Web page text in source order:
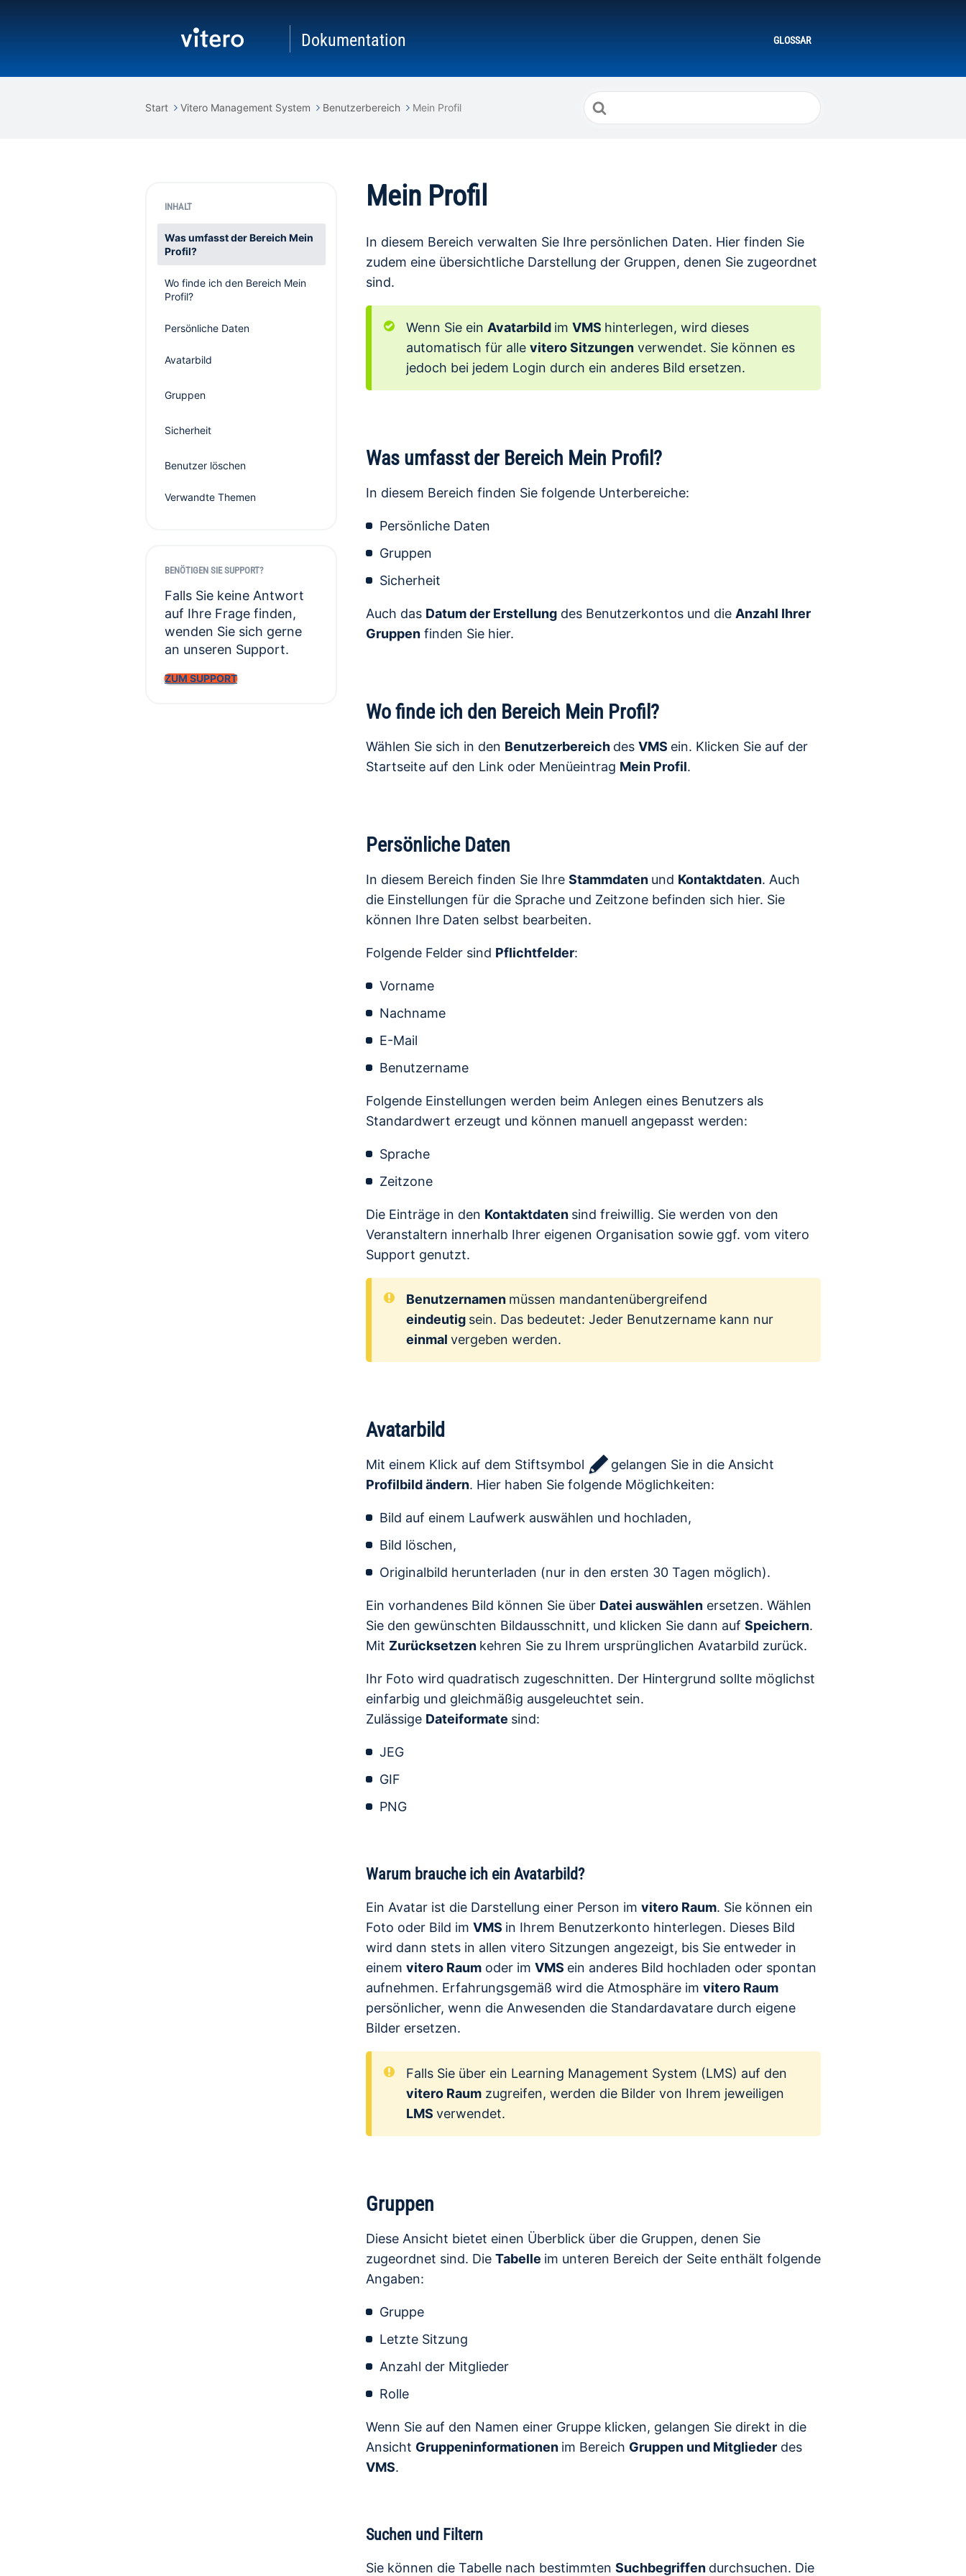
Dokumentation GLOSSAR
Start Vitero Management System Benutzerbereich Mein Profil
Suche
nach
INHALT
Was umfasst der Bereich Mein
Profil?
Wo finde ich den Bereich Mein
Profil?
Persönliche Daten
Avatarbild
Gruppen
Sicherheit
Benutzer löschen
Verwandte Themen
BENÖTIGEN SIE SUPPORT?
Falls Sie keine Antwort
auf Ihre Frage finden,
wenden Sie sich gerne
an unseren Support.
ZUM SUPPORT
Mein Profil
In diesem Bereich verwalten Sie Ihre persönlichen Daten. Hier finden Sie
zudem eine übersichtliche Darstellung der Gruppen, denen Sie zugeordnet
sind.
Wenn Sie ein Avatarbild im VMS hinterlegen, wird dieses
automatisch für alle vitero Sitzungen verwendet. Sie können es
jedoch bei jedem Login durch ein anderes Bild ersetzen.
Was umfasst der Bereich Mein Profil?
In diesem Bereich finden Sie folgende Unterbereiche:
Persönliche Daten
Gruppen
Sicherheit
Auch das Datum der Erstellung des Benutzerkontos und die Anzahl Ihrer
Gruppen finden Sie hier.
Wo finde ich den Bereich Mein Profil?
Wählen Sie sich in den Benutzerbereich des VMS ein. Klicken Sie auf der
Startseite auf den Link oder Menüeintrag Mein Profil.
Persönliche Daten
In diesem Bereich finden Sie Ihre Stammdaten und Kontaktdaten. Auch
die Einstellungen für die Sprache und Zeitzone befinden sich hier. Sie
können Ihre Daten selbst bearbeiten.
Folgende Felder sind Pflichtfelder:
Vorname
Nachname
E-Mail
Benutzername
Folgende Einstellungen werden beim Anlegen eines Benutzers als
Standardwert erzeugt und können manuell angepasst werden:
Sprache
Zeitzone
Die Einträge in den Kontaktdaten sind freiwillig. Sie werden von den
Veranstaltern innerhalb Ihrer eigenen Organisation sowie ggf. vom vitero
Support genutzt.
Benutzernamen müssen mandantenübergreifend
eindeutig sein. Das bedeutet: Jeder Benutzername kann nur
einmal vergeben werden.
Avatarbild
Mit einem Klick auf dem Stiftsymbol
gelangen Sie in die Ansicht
Profilbild ändern. Hier haben Sie folgende Möglichkeiten:
Bild auf einem Laufwerk auswählen und hochladen,
Bild löschen,
Originalbild herunterladen (nur in den ersten 30 Tagen möglich).
Ein vorhandenes Bild können Sie über Datei auswählen ersetzen. Wählen
Sie den gewünschten Bildausschnitt, und klicken Sie dann auf Speichern.
Mit Zurücksetzen kehren Sie zu Ihrem ursprünglichen Avatarbild zurück.
Ihr Foto wird quadratisch zugeschnitten. Der Hintergrund sollte möglichst
einfarbig und gleichmäßig ausgeleuchtet sein.
Zulässige Dateiformate sind:
JEG
GIF
PNG
Warum brauche ich ein Avatarbild?
Ein Avatar ist die Darstellung einer Person im vitero Raum. Sie können ein
Foto oder Bild im VMS in Ihrem Benutzerkonto hinterlegen. Dieses Bild
wird dann stets in allen vitero Sitzungen angezeigt, bis Sie entweder in
einem vitero Raum oder im VMS ein anderes Bild hochladen oder spontan
aufnehmen. Erfahrungsgemäß wird die Atmosphäre im vitero Raum
persönlicher, wenn die Anwesenden die Standardavatare durch eigene
Bilder ersetzen.
Falls Sie über ein Learning Management System (LMS) auf den
vitero Raum zugreifen, werden die Bilder von Ihrem jeweiligen
LMS verwendet.
Gruppen
Diese Ansicht bietet einen Überblick über die Gruppen, denen Sie
zugeordnet sind. Die Tabelle im unteren Bereich der Seite enthält folgende
Angaben:
Gruppe
Letzte Sitzung
Anzahl der Mitglieder
Rolle
Wenn Sie auf den Namen einer Gruppe klicken, gelangen Sie direkt in die
Ansicht Gruppeninformationen im Bereich Gruppen und Mitglieder des
VMS.
Suchen und Filtern
Sie können die Tabelle nach bestimmten Suchbegriffen durchsuchen. Die